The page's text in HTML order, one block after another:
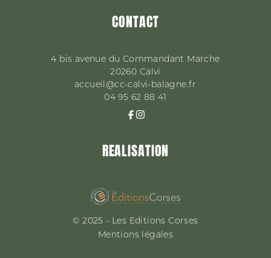
CONTACT
4 bis avenue du Commandant Marche
20260 Calvi
accueil@cc-calvi-balagne.fr
04 95 62 88 41
REALISATION
© 2025 - Les Editions Corses
Mentions légales